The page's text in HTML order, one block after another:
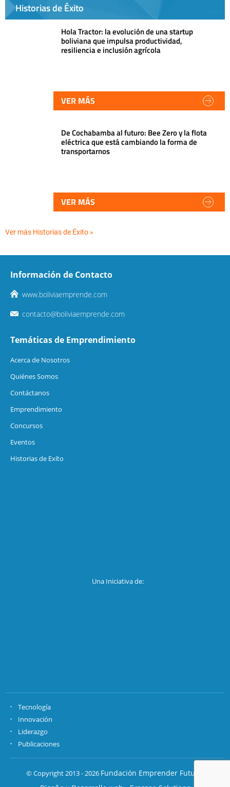
Historias de Éxito
Hola Tractor: la evolución de una startup
boliviana que impulsa productividad,
resiliencia e inclusión agrícola
VER MÁS
De Cochabamba al futuro: Bee Zero y la flota
eléctrica que está cambiando la forma de
transportarnos
VER MÁS
Ver más Historias de Éxito »
Información de Contacto
www.boliviaemprende.com
contacto@boliviaemprende.com
Temáticas de Emprendimiento
Acerca de Nosotros
Quiénes Somos
Contáctanos
Emprendimiento
Concursos
Eventos
Historias de Exíto
Una Iniciativa de:
Tecnología
Innovación
Liderazgo
Publicaciones
© Copyright 2013 - 2026 Fundación Emprender Futuro.